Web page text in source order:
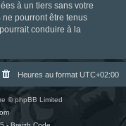
à un tiers sans votre
ne pourront être tenus
conduire à la
Heures au format UTC+02:00
© phpBB Limited